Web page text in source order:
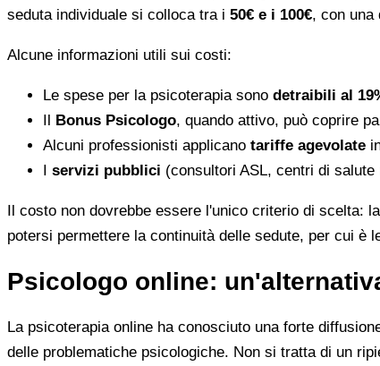
seduta individuale si colloca tra i 50€ e i 100€, con una
Alcune informazioni utili sui costi:
Le spese per la psicoterapia sono detraibili al
Il Bonus Psicologo, quando attivo, può coprire
Alcuni professionisti applicano tariffe agevolate
I servizi pubblici (consultori ASL, centri di
Il costo non dovrebbe essere l'unico criterio di scelta:
potersi permettere la continuità delle sedute, per cui è
Psicologo online:
La psicoterapia online ha conosciuto una forte
delle problematiche psicologiche. Non si tratta di un